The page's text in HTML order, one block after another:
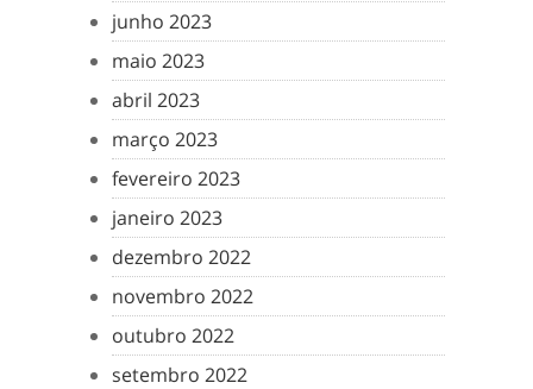
junho 2023
maio 2023
abril 2023
março 2023
fevereiro 2023
janeiro 2023
dezembro 2022
novembro 2022
outubro 2022
setembro 2022